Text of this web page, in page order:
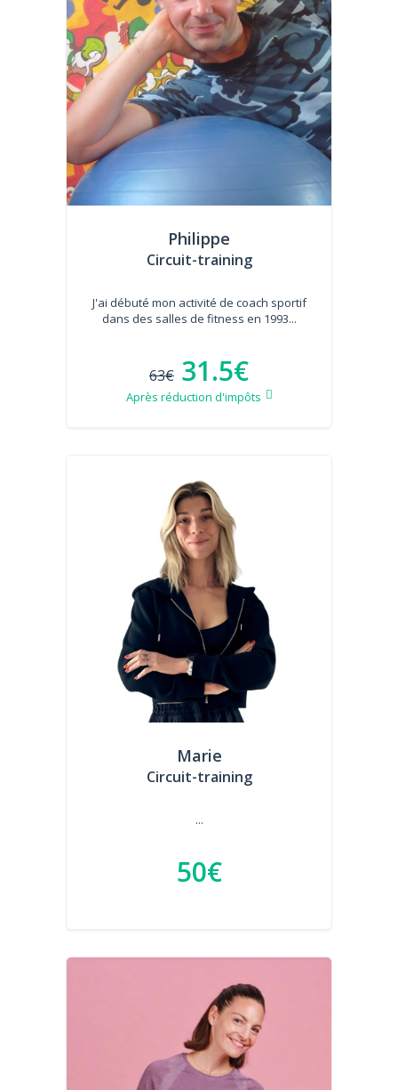
Philippe
Circuit-training
J'ai débuté mon activité de coach sportif
dans des salles de fitness en 1993...
63€ 31.5€
Après réduction d'impôts
Marie
Circuit-training
...
50€